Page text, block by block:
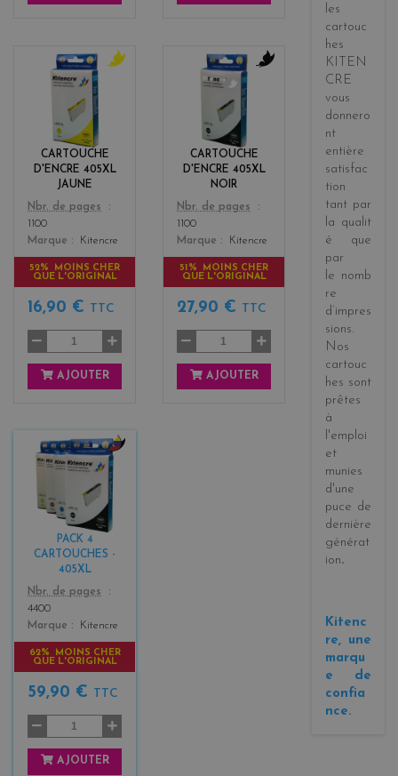
CARTOUCHE
D'ENCRE 405XL
JAUNE
Color
o
w
Nbr. de pages
1100
Marque
Kitencre
52% MOINS CHER
QUE L'ORIGINAL
16,90 € TTC
AJOUTER
CARTOUCHE
D'ENCRE 405XL
NOIR
Color
k
Nbr. de pages
1100
Marque
Kitencre
51% MOINS CHER
QUE L'ORIGINAL
27,90 € TTC
AJOUTER
PACK 4
CARTOUCHES -
405XL
Color
b
a
k
+
Nbr. de pages
4400
Marque
Kitencre
62% MOINS CHER
QUE L'ORIGINAL
59,90 € TTC
AJOUTER
les
cartouc
hes
KITEN
CRE
vous
donnero
nt
entière
satisfac
tion
tant par
la qualit
é que
par
le nomb
re
d’impres
sions.
Nos
cartouc
hes sont
prêtes
à
l'emploi
et
munies
d'une
puce de
dernière
générat
ion.
Kitenc
re, une
marqu
e de
confia
nce.